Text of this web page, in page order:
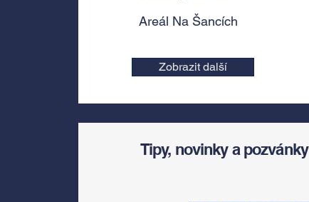
Areál Na Šancích
Zobrazit další
Tipy, novinky a pozvánky